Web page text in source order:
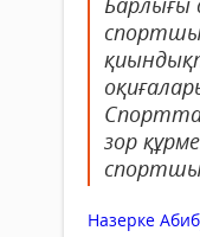
зор
Назерке